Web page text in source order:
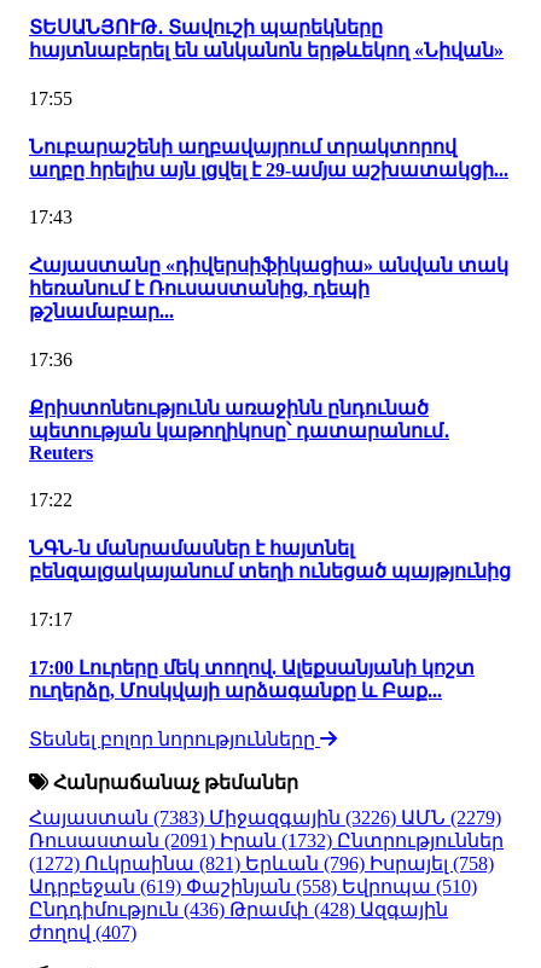
ՏԵՍԱՆՅՈՒԹ․ Տավուշի պարեկները
հայտնաբերել են անկանոն երթևեկող «Նիվան»
17:55
Նուբարաշենի աղբավայրում տրակտորով
աղբը հրելիս այն լցվել է 29-ամյա աշխատակցի...
17:43
Հայաստանը «դիվերսիֆիկացիա» անվան տակ
հեռանում է Ռուսաստանից, դեպի
թշնամաբար...
17:36
Քրիստոնեությունն առաջինն ընդունած
պետության կաթողիկոսը՝ դատարանում․
Reuters
17:22
ՆԳՆ-ն մանրամասներ է հայտնել
բենզալցակայանում տեղի ունեցած պայթյունից
17:17
17:00 Լուրերը մեկ տողով. Ալեքսանյանի կոշտ
ուղերձը, Մոսկվայի արձագանքը և Բաք...
Տեսնել բոլոր նորությունները
Հանրաճանաչ թեմաներ
Հայաստան (7383) Միջազգային (3226) ԱՄՆ (2279)
Ռուսաստան (2091) Իրան (1732) Ընտրություններ
(1272) Ուկրաինա (821) Երևան (796) Իսրայել (758)
Ադրբեջան (619) Փաշինյան (558) Եվրոպա (510)
Ընդդիմություն (436) Թրամփ (428) Ազգային
ժողով (407)